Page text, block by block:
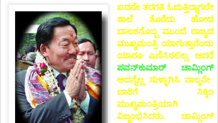
ಐದನೇ ತರಗತಿ ಓದುತ್ತಿದ್ದಾಗಲೇ
ಶಾಲೆ ತೊರೆದು ಹೋದ
ಬಾಲಕನೊಬ್ಬ ಮುಂದೆ ರಾಜ್ಯದ
ಮುಖ್ಯಮಂತ್ರಿ ಯಾಗುತ್ತಾನೆಂದು
ಯಾರೂ ಎಣಿಸಿರಲಿಲ್ಲ. ಆದರೆ
ಪವನ್‌ಕುಮಾರ್ ಚಾಮ್ಲಿಂಗ್
ಅದನ್ನೆಲ್ಲ ಸುಳ್ಳಾಗಿಸಿ ನಾಲ್ಕನೇ
ಬಾರಿಗೆ ಸಿಕ್ಕಿಂ
ಮುಖ್ಯಮಂತ್ರಿಯಾಗಿ
ವಿಜೃಂಭಿಸಿದರು. ಚಾಮ್ಲಿಂಗ್